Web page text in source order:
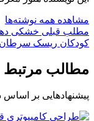
مشاهده همه نوشته‌ها
مطلب قبلی خشکی
کودکان ریسک سرطان
مطالب مرتبط
پیشنهادهایی بر اساس